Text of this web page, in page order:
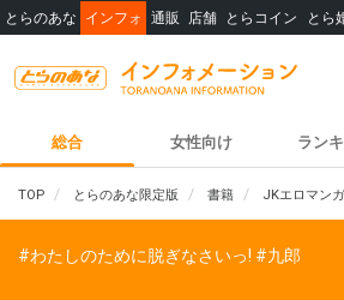
とらのあな インフォ 通販 店舗 とらコイン とら
総合 女性向け ラン
TOP とらのあな限定版 書籍 JKエロマン
#わたしのために脱ぎなさいっ! #九郎